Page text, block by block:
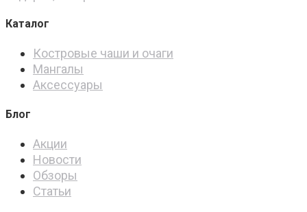
Каталог
Костровые чаши и очаги
Мангалы
Аксессуары
Блог
Акции
Новости
Обзоры
Статьи